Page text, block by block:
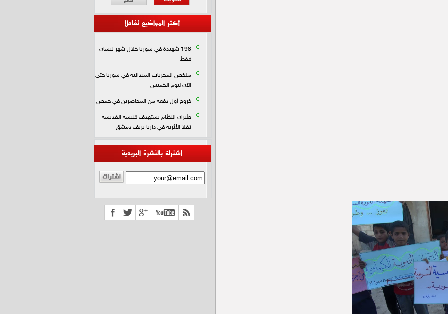
أكثر المواضيع تفاعلا
198 شهيدة في سوريا خلال شهر نيسان
فقط
ملخص المجريات الميدانية في سوريا حتى
الآن ليوم الخميس
خروج أول دفعة من المحاصرين في حمص
طيران النظام يستهدف كنيسة القديسة
تقلا الأثرية في داريا بريف دمشق
اشترك بالنشرة البريدية